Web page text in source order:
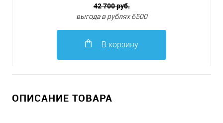
42 700 руб.
выгода в рублях 6500
В корзину
ОПИСАНИЕ ТОВАРА